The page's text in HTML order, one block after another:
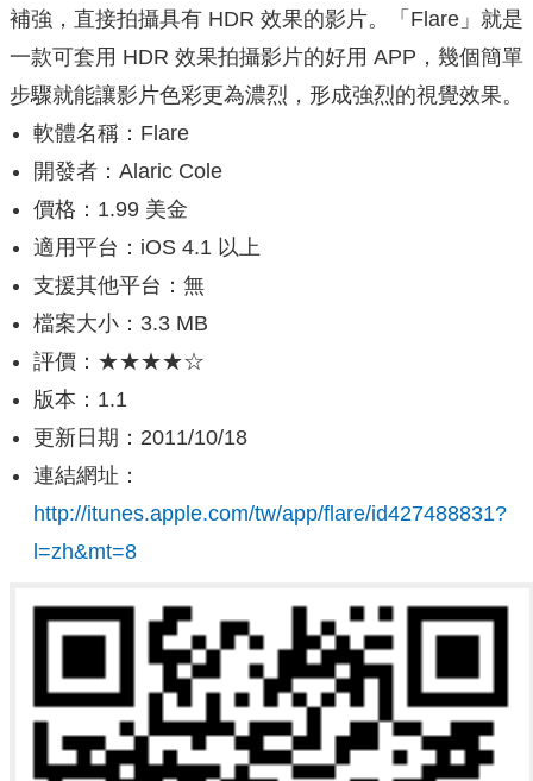
補強，直接拍攝具有 HDR 效果的影片。「Flare」就是
一款可套用 HDR 效果拍攝影片的好用 APP，幾個簡單
步驟就能讓影片色彩更為濃烈，形成強烈的視覺效果。
軟體名稱：Flare
開發者：Alaric Cole
價格：1.99 美金
適用平台：iOS 4.1 以上
支援其他平台：無
檔案大小：3.3 MB
評價：★★★★☆
版本：1.1
更新日期：2011/10/18
連結網址：
http://itunes.apple.com/tw/app/flare/id427488831?
l=zh&mt=8